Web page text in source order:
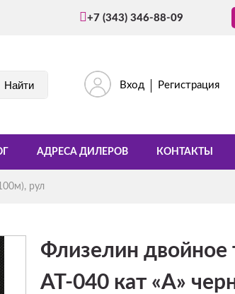
+7 (343) 346-88-09
Вход Регистрация
АДРЕСА ДИЛЕРОВ КОНТАКТЫ
рул
Флизелин двойное
AT-040 кат «A»